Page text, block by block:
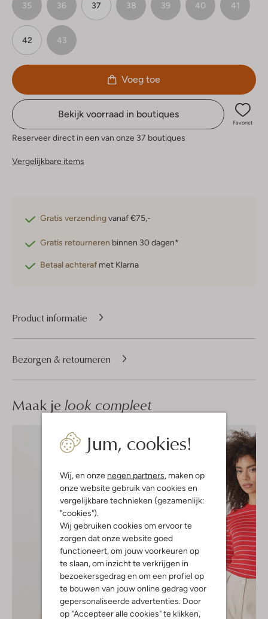
Jum, cookies!
Wij, en onze negen partners , maken op
onze website gebruik van cookies en
vergelijkbare technieken (gezamenlijk:
"cookies").
Wij gebruiken cookies om ervoor te
zorgen dat onze website goed
functioneert, om jouw voorkeuren op
te slaan, om inzicht te verkrijgen in
bezoekersgedrag en om een profiel op
te bouwen van jouw online gedrag voor
gepersonaliseerde advertenties. Door
op "Accepteer alle cookies" te klikken,
35 36 37 38 39 40 41
42 43
Voeg toe
Bekijk voorraad in boutiques
Favoriet
Reserveer direct in een van onze 37 boutiques
Vergelijkbare items
Gratis verzendingvanaf €75,-
Gratis retourneren binnen 30 dagen*
Betaal achteraf met Klarna
Product informatie
Bezorgen & retourneren
Maak je look compleet